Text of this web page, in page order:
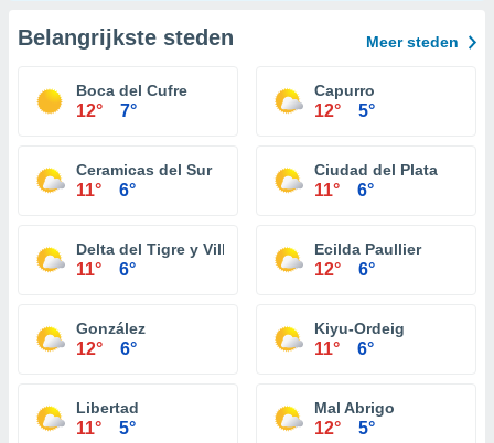
Belangrijkste steden Meer steden
Boca del Cufre
12° 7°
Capurro
12° 5°
Ceramicas del Sur
11° 6°
Ciudad del Plata
11° 6°
Delta del Tigre y Villas
11° 6°
Ecilda Paullier
12° 6°
González
12° 6°
Kiyu-Ordeig
11° 6°
Libertad
11° 5°
Mal Abrigo
12° 5°